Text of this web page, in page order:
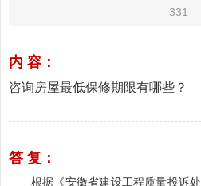
331
内 容：
咨询房屋最低保修期限有哪些？
答 复：
根据《安徽省建设工程质量投诉